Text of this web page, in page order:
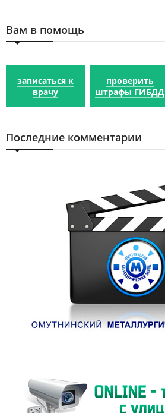
Вам в помощь
записаться к
врачу
проверить
штрафы ГИБДД
Последние комментарии